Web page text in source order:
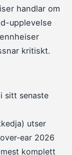
handlar om
upplevelse
kritiskt.
sitt senaste
utser
ear 2026
komplett